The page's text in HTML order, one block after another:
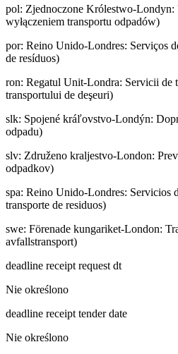
pol: Zjednoczone Królestwo-Londyn:
wyłączeniem transportu odpadów)
por: Reino Unido-Londres: Serviços
de resíduos)
ron: Regatul Unit-Londra: Servicii de
transportului de deşeuri)
slk: Spojené kráľovstvo-Londýn:
odpadu)
slv: Združeno kraljestvo-London:
odpadkov)
spa: Reino Unido-Londres: Servicios
transporte de residuos)
swe: Förenade kungariket-London:
avfallstransport)
deadline receipt request dt
Nie określono
deadline receipt tender date
Nie określono